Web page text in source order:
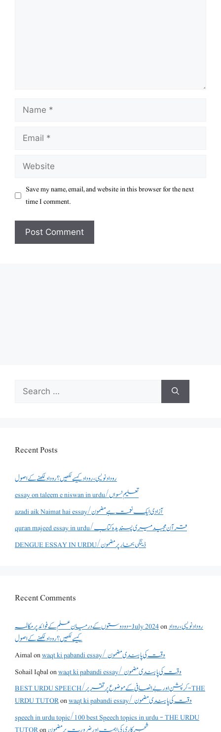
Name
Email
Website
Save my name, email, and website in this browser for the next
time I comment.
Search
for:
Recent Posts
روداد نویسی ،روداد کیسے لکھیں؟ روداد لکھنے کے اصول
essay on taleem e niswan in urdu/تعلیم نسواں
azadi aik Naimat hai essay/آزادی ایک نعمت ہے مضمون
quran majeed essay in urdu/قرآن مجید میری پسندیدہ کتاب
DENGUE ESSAY IN URDU/ڈینگی بخار پر مضمون
Recent Comments
دو دوستوں کے درمیان علم کے فوائد پر مکالمہ - July 2024onروداد نویسی ،روداد
کیسے لکھیں؟ روداد لکھنے کے اصول
Aimalon
waqt ki pabandi essay/ وقت کی پابندی مضمون
Sohail Iqbalon
waqt ki pabandi essay/ وقت کی پابندی مضمون
BEST URDU SPEECH/کرپشن اور بے انصافی کے موضوع پر تقریر - THE
URDU TUTORon
waqt ki pabandi essay/ وقت کی پابندی مضمون
speech in urdu topic/100 best Speech topics in urdu - THE URDU
TUTORonشجرکاری کی اہمیت اور ضرورت پر مضمون